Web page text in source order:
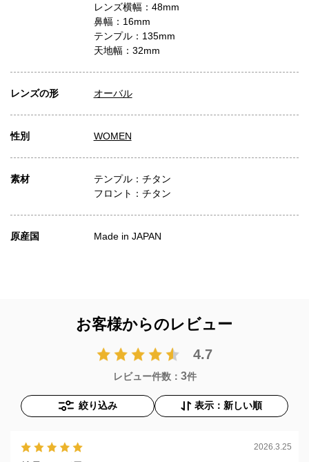
レンズ横幅：48mm
鼻幅：16mm
テンプル：135mm
天地幅：32mm
レンズの形 オーバル
性別 WOMEN
素材
テンプル：チタン
フロント：チタン
原産国 Made in JAPAN
お客様からのレビュー
4.7
レビュー件数： 3件
絞り込み 表示：新しい順
2026.3.25